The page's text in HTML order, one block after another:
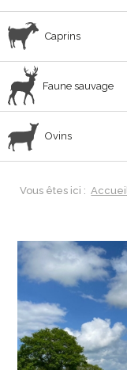
Caprins
Faune sauvage
Ovins
Vous êtes ici :